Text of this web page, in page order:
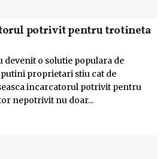
potrivit pentru trotineta
devenit o solutie populara de
proprietari stiu cat de
incarcatorul potrivit pentru
nepotrivit nu doar...